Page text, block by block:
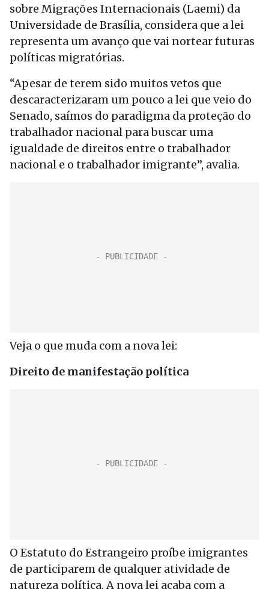
sobre Migrações Internacionais (Laemi) da
Universidade de Brasília, considera que a lei
representa um avanço que vai nortear futuras
políticas migratórias.
“Apesar de terem sido muitos vetos que
descaracterizaram um pouco a lei que veio do
Senado, saímos do paradigma da proteção do
trabalhador nacional para buscar uma
igualdade de direitos entre o trabalhador
nacional e o trabalhador imigrante”, avalia.
Veja o que muda com a nova lei:
Direito de manifestação política
O Estatuto do Estrangeiro proíbe imigrantes
de participarem de qualquer atividade de
natureza política. A nova lei acaba com a